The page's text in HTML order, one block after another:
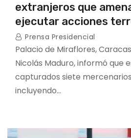
extranjeros que
ejecutar acciones
Prensa Presidencial
Palacio de Miraflores,
Nicolás Maduro, informó que
capturados siete
incluyendo…